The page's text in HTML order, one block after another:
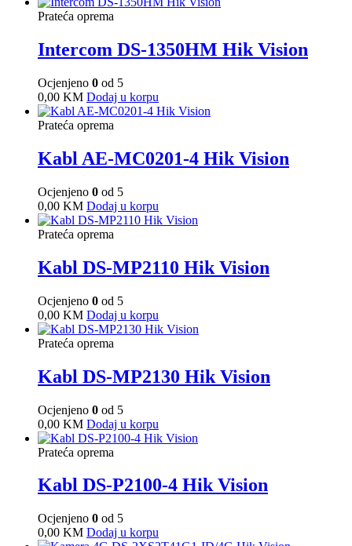
Prateća oprema
Intercom DS-1350HM Hik Vision
Ocjenjeno 0 od 5
0,00 KM Dodaj u korpu
Prateća oprema
Kabl AE-MC0201-4 Hik Vision
Ocjenjeno 0 od 5
0,00 KM Dodaj u korpu
Prateća oprema
Kabl DS-MP2110 Hik Vision
Ocjenjeno 0 od 5
0,00 KM Dodaj u korpu
Prateća oprema
Kabl DS-MP2130 Hik Vision
Ocjenjeno 0 od 5
0,00 KM Dodaj u korpu
Prateća oprema
Kabl DS-P2100-4 Hik Vision
Ocjenjeno 0 od 5
0,00 KM Dodaj u korpu